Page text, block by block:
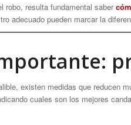
robo, resulta fundamental saber
adecuado pueden marcar la
existen medidas que reducen
cuales son los mejores